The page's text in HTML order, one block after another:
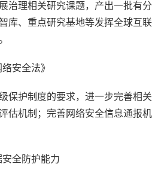
治理相关研究课题，产出一批有
库、重点研究基地等发挥全球互
安全法》
保护制度的要求，进一步完善相
估机制；完善网络安全信息通报
全防护能力